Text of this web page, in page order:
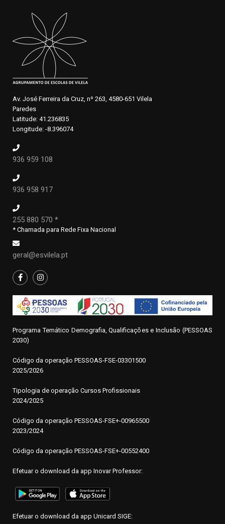
Av. José Ferreira da Cruz, nº 263, 4580-651 Vilela
Paredes
Latitude: 41.236835
Longitude: -8.396074
936 959 108
936 958 917
255 880 570 *
* Chamada para Rede Fixa Nacional
geral@esvilela.pt
Programa Temático Demografia, Qualificações e Inclusão (PESSOAS
2030)
Código da operação PESSOAS-FSE-03301500
2025/2026
Tipologia de operação Cursos Profissionais
2024/2025
Código da operação PESSOAS-FSE+-00965500
2023/2024
Código da operação PESSOAS-FSE+-00552400
Efetuar o download da app Inovar Professor:
Efetuar o download da app Unicard SIGE: